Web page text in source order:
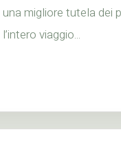
una migliore tutela dei
l’intero viaggio...